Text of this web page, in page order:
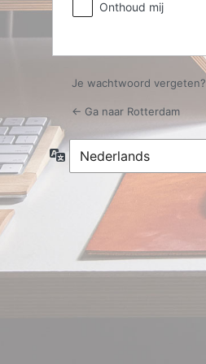
Onthoud mij
Je wachtwoord vergeten?
← Ga naar Rotterdam
Taal